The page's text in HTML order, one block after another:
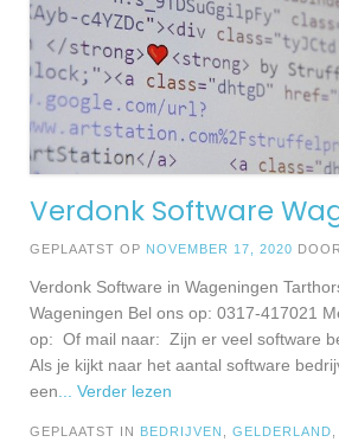
Verdonk Software
GEPLAATST OP NOVEMBER 17, 2020 DOOR
Verdonk Software in Wageningen
Wageningen Bel ons op: 0317-417021
op: Of mail naar: Zijn er veel software
Als je kijkt naar het aantal software
een ... Verder lezen
GEPLAATST IN BEDRIJVEN GELDERLAND